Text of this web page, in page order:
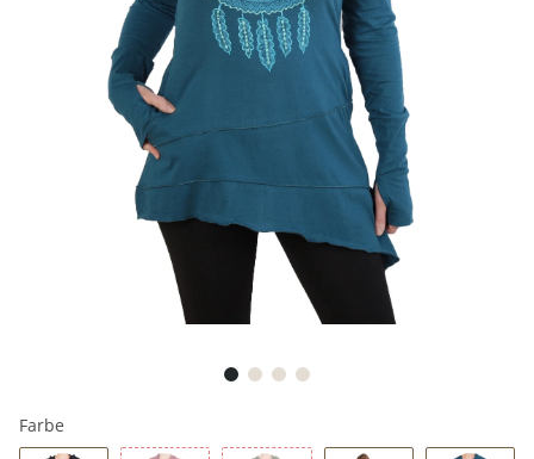
Farbe